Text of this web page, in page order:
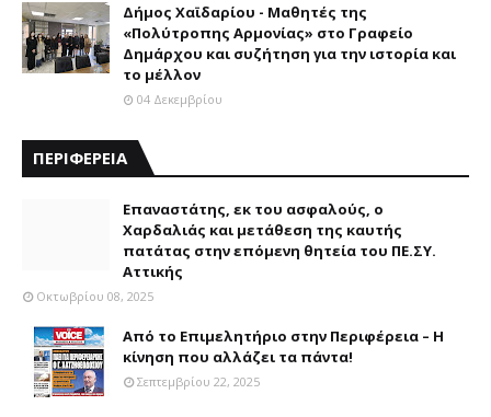
Δήμος Χαϊδαρίου - Μαθητές της
«Πολύτροπης Αρμονίας» στο Γραφείο
Δημάρχου και συζήτηση για την ιστορία και
το μέλλον
04 Δεκεμβρίου
ΠΕΡΙΦΕΡΕΙΑ
Επαναστάτης, εκ του ασφαλούς, ο
Χαρδαλιάς και μετάθεση της καυτής
πατάτας στην επόμενη θητεία του ΠΕ.ΣΥ.
Αττικής
Οκτωβρίου 08, 2025
Από το Επιμελητήριο στην Περιφέρεια – Η
κίνηση που αλλάζει τα πάντα!
Σεπτεμβρίου 22, 2025